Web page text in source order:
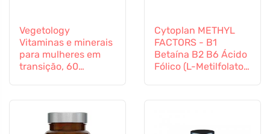
Vegetology
Vitaminas e minerais
para mulheres em
transição, 60
Cytoplan METHYL
FACTORS - B1
Betaína B2 B6 Ácido
Fólico (L-Metilfolato)